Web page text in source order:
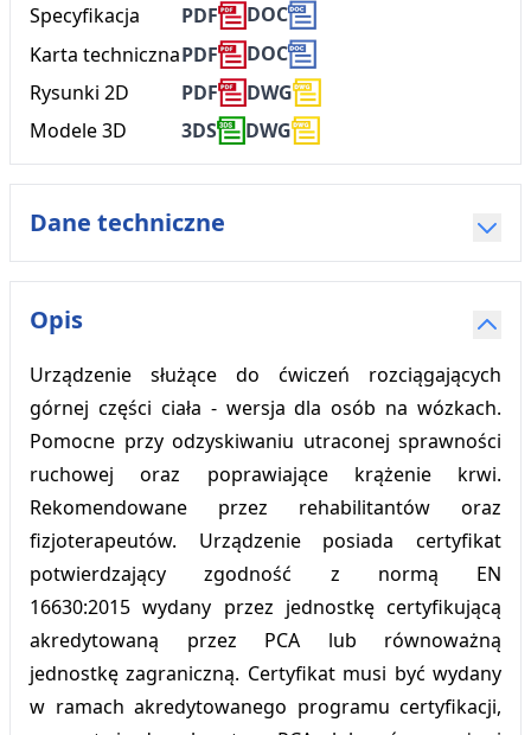
Specyfikacja PDF
DOC
Karta technicznaPDF
DOC
Rysunki 2D
PDF
DWG
Modele 3D
3DS DWG
Dane techniczne
Opis
Urządzenie służące do ćwiczeń rozciągających
górnej części ciała - wersja dla osób na wózkach.
Pomocne przy odzyskiwaniu utraconej sprawności
ruchowej oraz poprawiające krążenie krwi.
Rekomendowane przez rehabilitantów oraz
fizjoterapeutów. Urządzenie posiada certyfikat
potwierdzający zgodność z normą EN
16630:2015 wydany przez jednostkę certyfikującą
akredytowaną przez PCA lub równoważną
jednostkę zagraniczną. Certyfikat musi być wydany
w ramach akredytowanego programu certyfikacji,